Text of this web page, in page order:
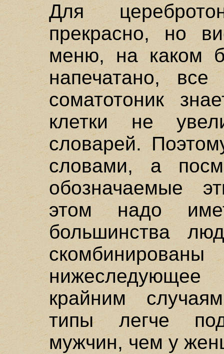
Для
прекрасно, но
меню, на каком
напечатано,
соматотоник
клетки не
словарей.
словами, а
обозначаемые
этом надо
большинства
крайним
типы легче
мужчин, чем у